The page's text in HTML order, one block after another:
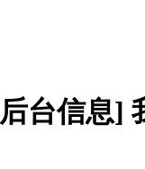
台信息]